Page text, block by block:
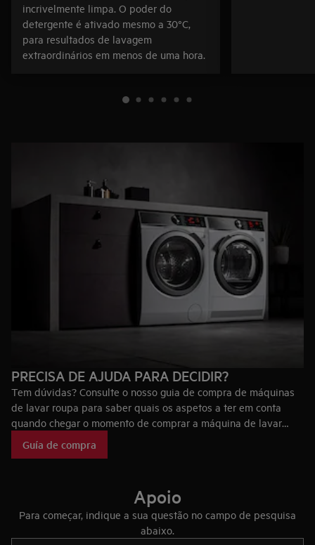
incrivelmente limpa. O poder do
detergente é ativado mesmo a 30°C,
para resultados de lavagem
extraordinários em menos de uma hora.
PRECISA DE AJUDA PARA DECIDIR?
Tem dúvidas? Consulte o nosso guia de compra de máquinas
de lavar roupa para saber quais os aspetos a ter em conta
quando chegar o momento de comprar a máquina de lavar
máquinas de lavar roupa AEG únicas no mercado.
Guía de compra
Apoio
Para começar, indique a sua questão no campo de pesquisa
abaixo.